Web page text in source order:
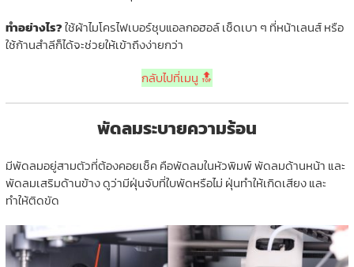
ทำอย่างไร?ใช้ผ้าไมโครไฟเบอร์ชุบแอลกอฮอล์ เช็ดเบา ๆ ที่หน้าเลนส์ หรือ
ใช้ก้านสำลีก็ได้จะช่วยให้เข้าถึงง่ายกว่า
กลับไปที่เมนู 🔝
พัดลมระบายความร้อน
มีพัดลมอยู่สามตัวที่ต้องคอยเช็ค คือพัดลมในหัวพิมพ์ พัดลมด้านหน้า และ
พัดลมเสริมด้านข้าง ดูว่ามีฝุ่นจับที่ใบพัดหรือไม่ ฝุ่นทำให้เกิดเสียง และ
ทำให้ติดขัด